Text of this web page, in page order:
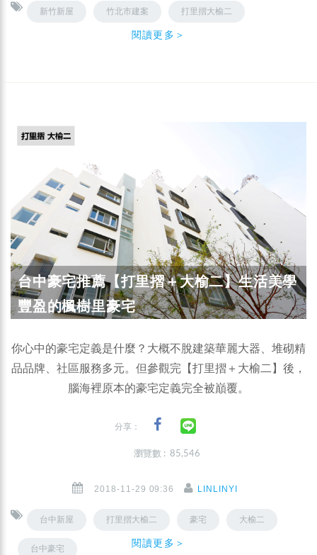
新竹新屋 竹北市建案 打里摺大榆二
閱讀更多＞
台中豪宅推薦【打里摺＋大榆二】生活美學
豐盈的楓樹里豪宅
你心中的豪宅定義是什麼？大概不脫建築華麗大器、堆砌精
品品牌、社區服務多元。但參觀完【打里摺＋大榆二】後，
腦海裡原本的豪宅定義完全被巔覆。
分享：
瀏覽數 : 85,546
2018-11-29 09:36 LINLINYI
台中新屋 打里摺大榆二 豪宅 大榆二
台中豪宅 閱讀更多＞